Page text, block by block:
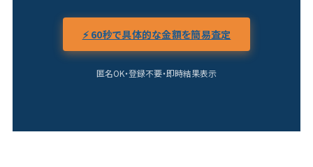
⚡ 60秒で具体的な金額を簡易査定
匿名OK・登録不要・即時結果表示